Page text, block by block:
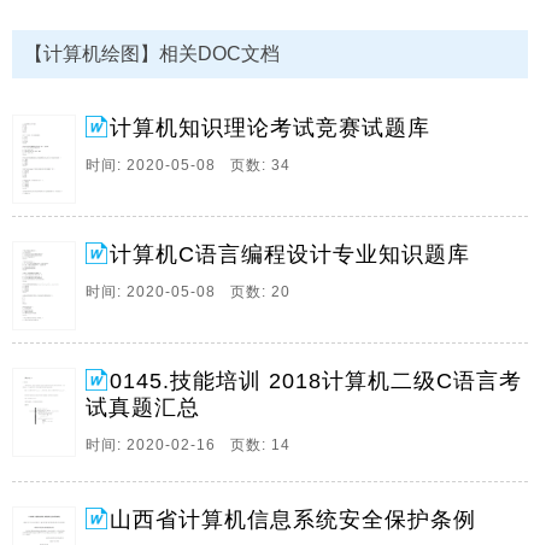
2、下列关于栈叙述正确的是（）。A、算法就是程序
B、设计算法时只需要考虑数据结构的设计C、设计算法
时只需要考虑结果的可靠性D、以上三种说法都不对答
的数据结构不一定是非线性结构B、只有一个根结点的
数据结构不一定是线性结构C、循环链表是非线性结构
D、双向链表是非线性结构答案：B下列关于二叉树的叙
述中,。
3、 模拟卷1 1 填空题 下列给定程序中，函数fun的功能
是：在形参S所指字符串中寻找与参数C相同的字符，并
在其后插入一个与之相同的字符，若找不到相同的字符
则不做任何处理。 例如，若s所指字符串为“baacda”，
4、第 1 页，共 8 页 计 算 机 核 查 情 况 及 购 置 意 见
序号 单位名称 资金类型 设备名称 设备简要内容 现 有
5、山西省计算机信息系统安全保护条例 计算机信息
【计算机绘图】相关DOC文档
计算机知识理论考试竞赛试题库
时间: 2020-05-08 页数: 34
计算机C语言编程设计专业知识题库
时间: 2020-05-08 页数: 20
0145.技能培训 2018计算机二级C语言考
试真题汇总
时间: 2020-02-16 页数: 14
山西省计算机信息系统安全保护条例